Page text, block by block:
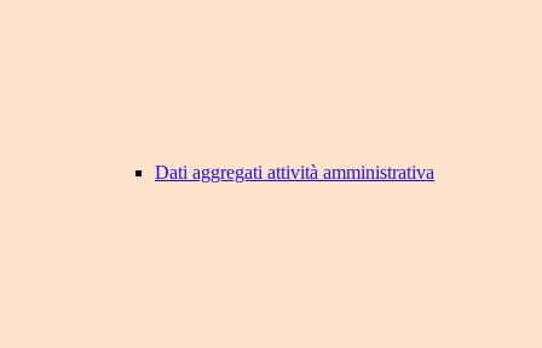
Dati aggregati attività amministrativa